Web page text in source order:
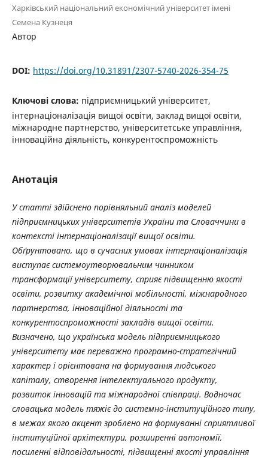
Харківський національний економічний університет імені
Семена Кузнеця
Автор
DOI: https://doi.org/10.31891/2307-5740-2026-354-75
Ключові слова: підприємницький університет,
інтернаціоналізація вищої освіти, заклад вищої освіти,
міжнародне партнерство, університетське управління,
інноваційна діяльність, конкурентоспроможність
Анотація
У статті здійснено порівняльний аналіз моделей
підприємницьких університетів України та Словаччини в
контексті інтернаціоналізації вищої освіти.
Обґрунтовано, що в сучасних умовах інтернаціоналізація
виступає системоутворювальним чинником
трансформації університету, сприяє підвищенню якості
освіти, розвитку академічної мобільності, міжнародного
партнерства, інноваційної діяльності та
конкурентоспроможності закладів вищої освіти.
Визначено, що українська модель підприємницького
університету має переважно програмно-стратегічний
характер і орієнтована на формування людського
капіталу, створення інтелектуального продукту,
розвиток інновацій та міжнародної співпраці. Водночас
словацька модель тяжіє до системно-інституційного типу,
в межах якого акцент зроблено на формуванні сприятливої
інституційної архітектури, розширенні автономії,
посиленні відповідальності, підвищенні якості управління